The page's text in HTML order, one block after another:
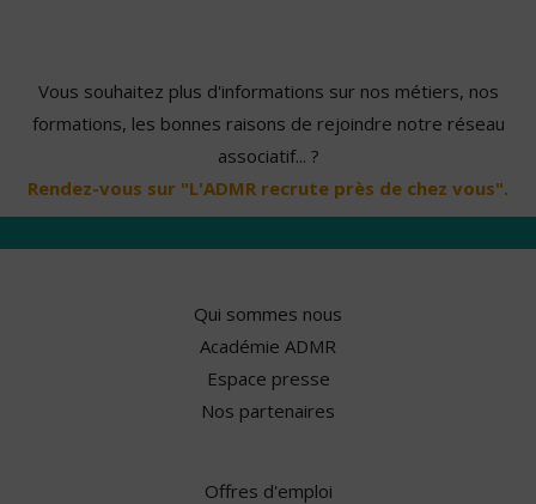
Vous souhaitez plus d'informations sur nos métiers, nos
formations, les bonnes raisons de rejoindre notre réseau
associatif... ?
Rendez-vous sur "L'ADMR recrute près de chez vous".
Qui sommes nous
Académie ADMR
Espace presse
Nos partenaires
Offres d'emploi